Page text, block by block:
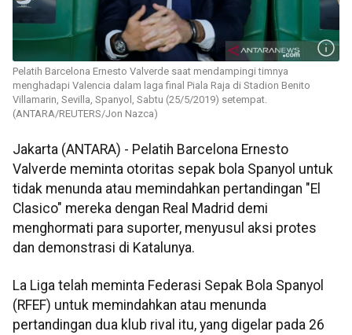
Pelatih Barcelona Ernesto Valverde saat mendampingi timnya
menghadapi Valencia dalam laga final Piala Raja di Stadion Benito
Villamarin, Sevilla, Spanyol, Sabtu (25/5/2019) setempat.
(ANTARA/REUTERS/Jon Nazca)
Jakarta (ANTARA) - Pelatih Barcelona Ernesto
Valverde meminta otoritas sepak bola Spanyol untuk
tidak menunda atau memindahkan pertandingan "El
Clasico" mereka dengan Real Madrid demi
menghormati para suporter, menyusul aksi protes
dan demonstrasi di Katalunya.
La Liga telah meminta Federasi Sepak Bola Spanyol
(RFEF) untuk memindahkan atau menunda
pertandingan dua klub rival itu, yang digelar pada 26